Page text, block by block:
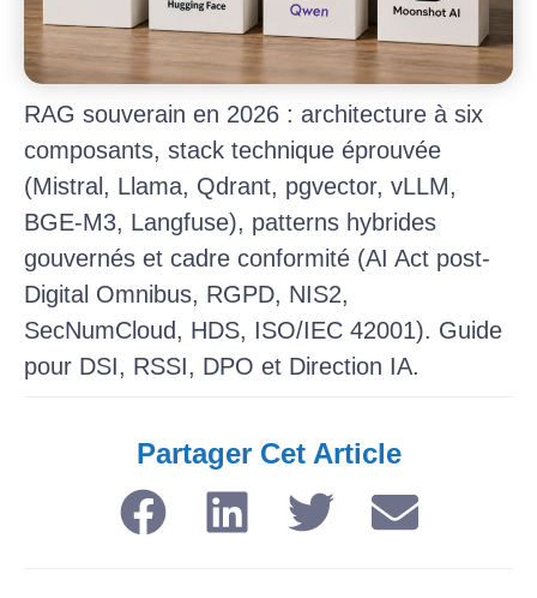
RAG souverain en 2026 : architecture à six
composants, stack technique éprouvée
(Mistral, Llama, Qdrant, pgvector, vLLM,
BGE-M3, Langfuse), patterns hybrides
gouvernés et cadre conformité (AI Act post-
Digital Omnibus, RGPD, NIS2,
SecNumCloud, HDS, ISO/IEC 42001). Guide
pour DSI, RSSI, DPO et Direction IA.
Partager Cet Article​